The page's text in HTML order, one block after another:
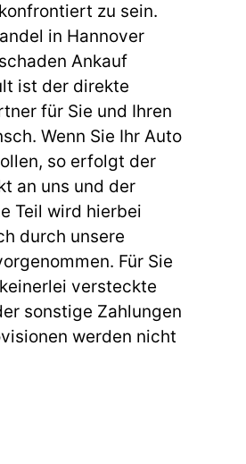
zu sein.
in Hannover
Ankauf
ist der direkte
für Sie und Ihren
Wenn Sie Ihr Auto
so erfolgt der
an uns und der
Teil wird hierbei
durch unsere
Für Sie
versteckte
sonstige Zahlungen
werden nicht